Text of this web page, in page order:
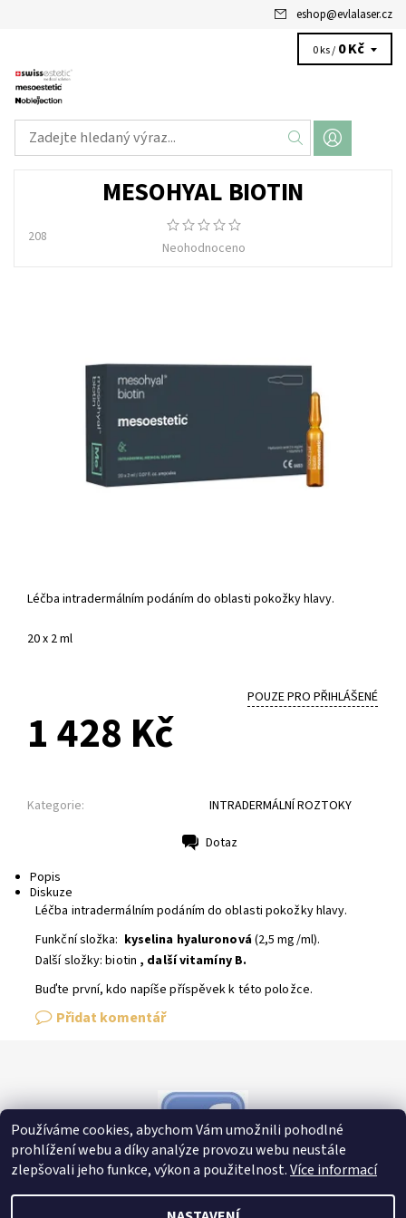
eshop@evlalaser.cz
0 ks / 0 Kč
MESOHYAL BIOTIN
208
Neohodnoceno
Léčba intradermálním podáním do oblasti pokožky hlavy.
20 x 2 ml
POUZE PRO PŘIHLÁŠENÉ
1 428 Kč
Kategorie: INTRADERMÁLNÍ ROZTOKY
Dotaz
Popis
Diskuze
Léčba intradermálním podáním do oblasti pokožky hlavy.
Funkční složka: kyselina hyaluronová(2,5 mg/ml).
Další složky: biotin , další vitamíny B.
Buďte první, kdo napíše příspěvek k této položce.
Přidat komentář
Používáme cookies, abychom Vám umožnili pohodlné
prohlížení webu a díky analýze provozu webu neustále
zlepšovali jeho funkce, výkon a použitelnost.Více informací